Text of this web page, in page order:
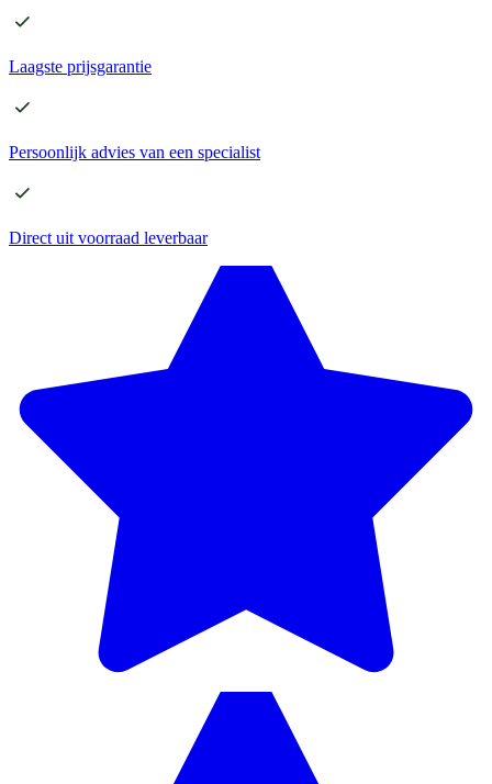
Laagste prijsgarantie
Persoonlijk advies van een specialist
Direct uit voorraad leverbaar